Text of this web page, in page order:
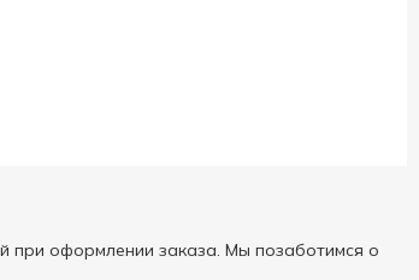
при оформлении заказа. Мы позаботимся о